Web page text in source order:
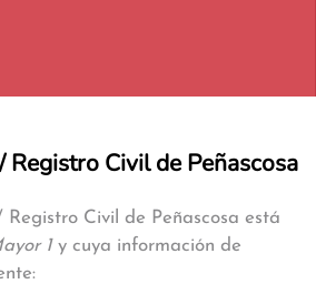
Registro Civil de Peñascosa
Registro Civil de Peñascosa está
1y cuya información de